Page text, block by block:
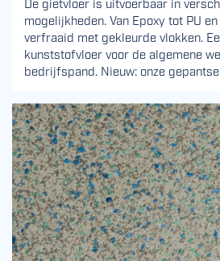
mogelijkheden. Van Epoxy tot PU
verfraaid met gekleurde vlokken.
kunststofvloer voor de algemene
bedrijfspand. Nieuw: onze